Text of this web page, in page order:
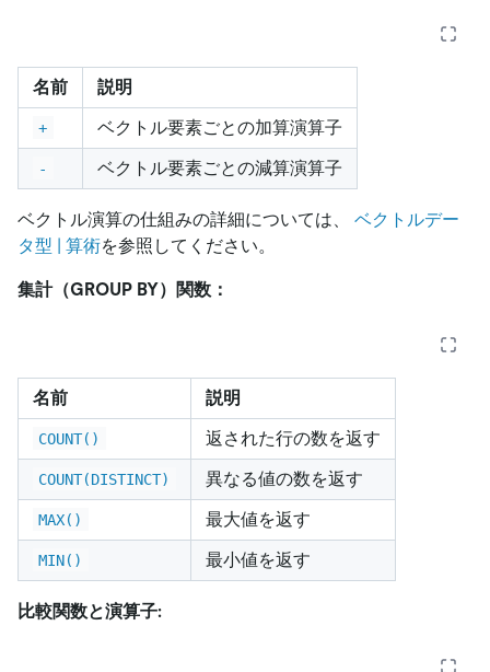
名前 説明
+ ベクトル要素ごとの加算演算子
- ベクトル要素ごとの減算演算子
ベクトル演算の仕組みの詳細については、 ベクトルデー
タ型 | 算術を参照してください。
集計（GROUP BY）関数：
名前 説明
COUNT() 返された行の数を返す
COUNT(DISTINCT) 異なる値の数を返す
MAX() 最大値を返す
MIN() 最小値を返す
比較関数と演算子: